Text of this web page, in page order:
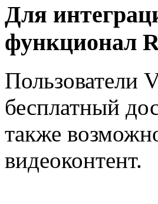
Для
функционал
Пользователи
бесплатный
также
видеоконтент.